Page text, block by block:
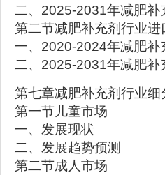
二、2025-2031年减肥补
第二节减肥补充剂行业进
一、2020-2024年减肥补
二、2025-2031年减肥补
第七章减肥补充剂行业
第一节儿童市场
一、发展现状
二、发展趋势预测
第二节成人市场